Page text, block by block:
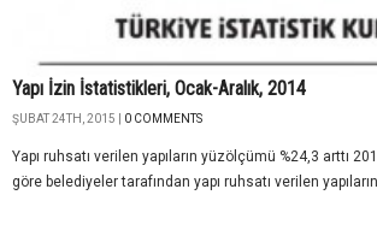
Yapı İzin İstatistikleri, Ocak-Aralık, 2014
ŞUBAT 24TH, 2015 | 0 COMMENTS
Yapı ruhsatı verilen yapıların yüzölçümü %24,3 arttı
göre belediyeler tarafından yapı ruhsatı verilen yapıların